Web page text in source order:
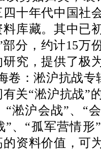
四十年代中国社
库藏。其中已
分，约计15万
研究，提供了极
卷：淞沪抗战
有关“淞沪抗战”
“淞沪会战”、“
”、“孤军营情形
资料价值，可